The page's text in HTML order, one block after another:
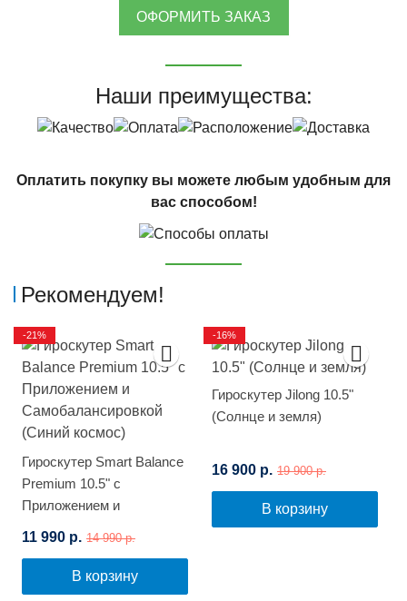
ОФОРМИТЬ ЗАКАЗ
Наши преимущества:
Оплатить покупку вы можете любым удобным для
вас способом!
Рекомендуем!
Гироскутер Smart Balance
Premium 10.5" с
Приложением и
(Синий космос)
11 990 р. 14 990 р.
В корзину
-21%
Гироскутер Jilong 10.5"
(Солнце и земля)
16 900 р. 19 900 р.
В корзину
-16%